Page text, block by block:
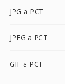
JPG a PCT
JPEG a PCT
GIF a PCT